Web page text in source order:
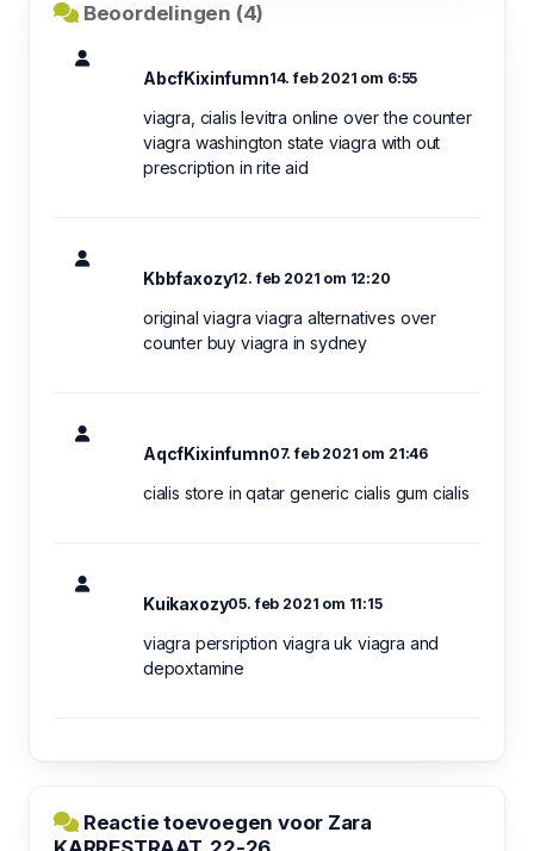
Beoordelingen (4)
AbcfKixinfumn14. feb 2021 om 6:55
viagra, cialis levitra online over the counter
viagra washington state viagra with out
prescription in rite aid
Kbbfaxozy12. feb 2021 om 12:20
original viagra viagra alternatives over
counter buy viagra in sydney
AqcfKixinfumn07. feb 2021 om 21:46
cialis store in qatar generic cialis gum cialis
Kuikaxozy05. feb 2021 om 11:15
viagra persription viagra uk viagra and
depoxtamine
Reactie toevoegen voor Zara